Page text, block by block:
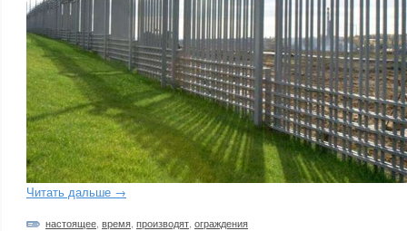
Читать дальше →
настоящее время производят ограждения